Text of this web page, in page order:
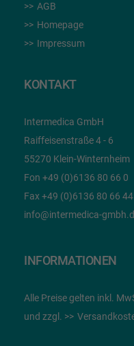
AGB
Homepage
Impressum
KONTAKT
Intermedica GmbH
Raiffeisenstraße 4 - 6
55270 Klein-Winternheim
Fon +49 (0)6136 80 66 0
Fax +49 (0)6136 80 66 44
info@intermedica-
INFORMATIONEN
Alle Preise gelten inkl.
und zzgl.